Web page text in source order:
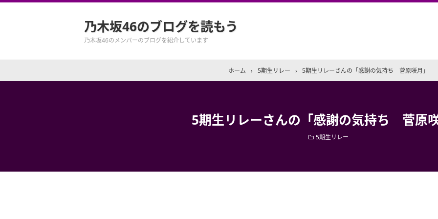
乃木坂46のブログを読もう
乃木坂46のメンバーのブログを紹介しています
ホーム › 5期生リレー › 5期生リレーさんの「感謝の気持ち 菅原咲月」
5期生リレーさんの「感謝の気持ち 菅原
5期生リレー